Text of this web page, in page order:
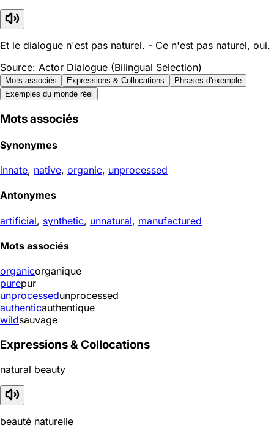
Et le dialogue n'est pas naturel. - Ce n'est pas naturel, oui.
Source: Actor Dialogue (Bilingual Selection)
Mots associés Expressions & Collocations
Phrases d'exemple
Exemples du monde réel
Mots associés
Synonymes
innate, native, organic, unprocessed
Antonymes
artificial, synthetic, unnatural, manufactured
Mots associés
organicorganique
purepur
unprocessedunprocessed
authenticauthentique
wildsauvage
Expressions & Collocations
natural beauty
beauté naturelle